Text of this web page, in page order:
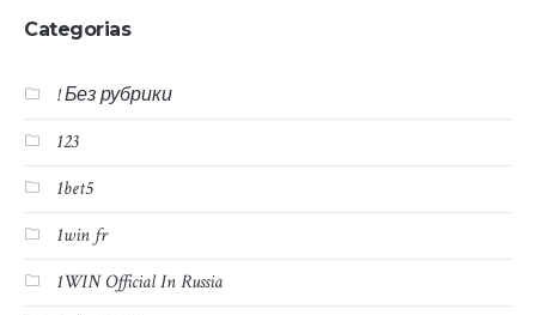
Categorias
! Без рубрики
123
1bet5
1win fr
1WIN Official In Russia